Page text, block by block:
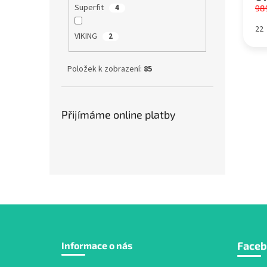
Superfit 4
VIKING 2
Položek k zobrazení: 85
Přijímáme online platby
22
Informace o nás